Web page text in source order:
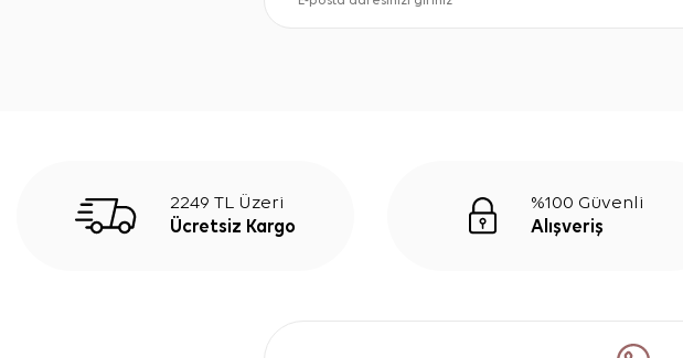
2249 TL Üzeri
Ücretsiz Kargo
%100 Güvenli
Alışveriş